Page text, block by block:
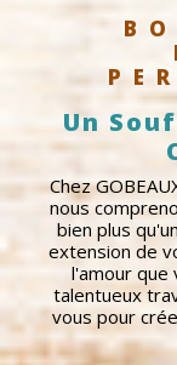
Un
Chez
nous
bien plus
extension de
l'amour que
talentueux
vous pour